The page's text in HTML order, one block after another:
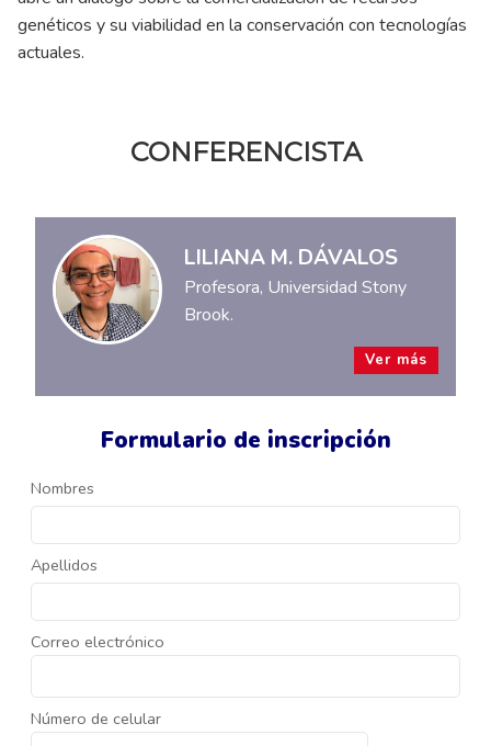
Formulario de inscripción
Nombres
Apellidos
Correo electrónico
Número de celular
genéticos y su viabilidad en la conservación con tecnologías
actuales.
CONFERENCISTA
LILIANA M. DÁVALOS
Profesora, Universidad Stony
Brook.
Ver más